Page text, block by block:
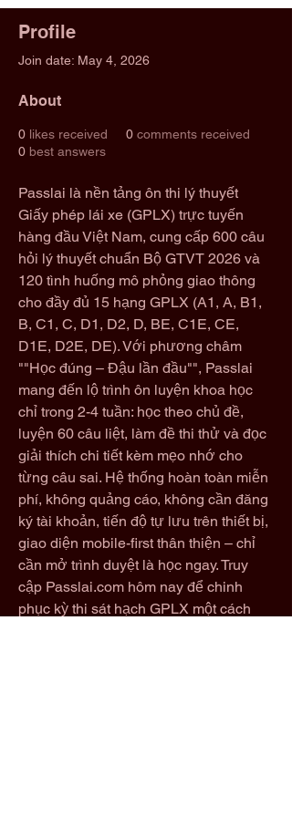
Profile
Join date: May 4, 2026
About
0 likes received 0 comments received
0 best answers
Passlai là nền tảng ôn thi lý thuyết
Giấy phép lái xe (GPLX) trực tuyến
hàng đầu Việt Nam, cung cấp 600 câu
hỏi lý thuyết chuẩn Bộ GTVT 2026 và
120 tình huống mô phỏng giao thông
cho đầy đủ 15 hạng GPLX (A1, A, B1,
B, C1, C, D1, D2, D, BE, C1E, CE,
D1E, D2E, DE). Với phương châm
""Học đúng – Đậu lần đầu"", Passlai
mang đến lộ trình ôn luyện khoa học
chỉ trong 2-4 tuần: học theo chủ đề,
luyện 60 câu liệt, làm đề thi thử và đọc
giải thích chi tiết kèm mẹo nhớ cho
từng câu sai. Hệ thống hoàn toàn miễn
phí, không quảng cáo, không cần đăng
ký tài khoản, tiến độ tự lưu trên thiết bị,
giao diện mobile-first thân thiện – chỉ
cần mở trình duyệt là học ngay. Truy
cập Passlai.com hôm nay để chinh
phục kỳ thi sát hạch GPLX một cách